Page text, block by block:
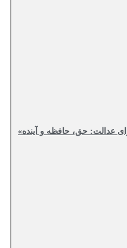
عدالت: حق، حافظه و آینده»